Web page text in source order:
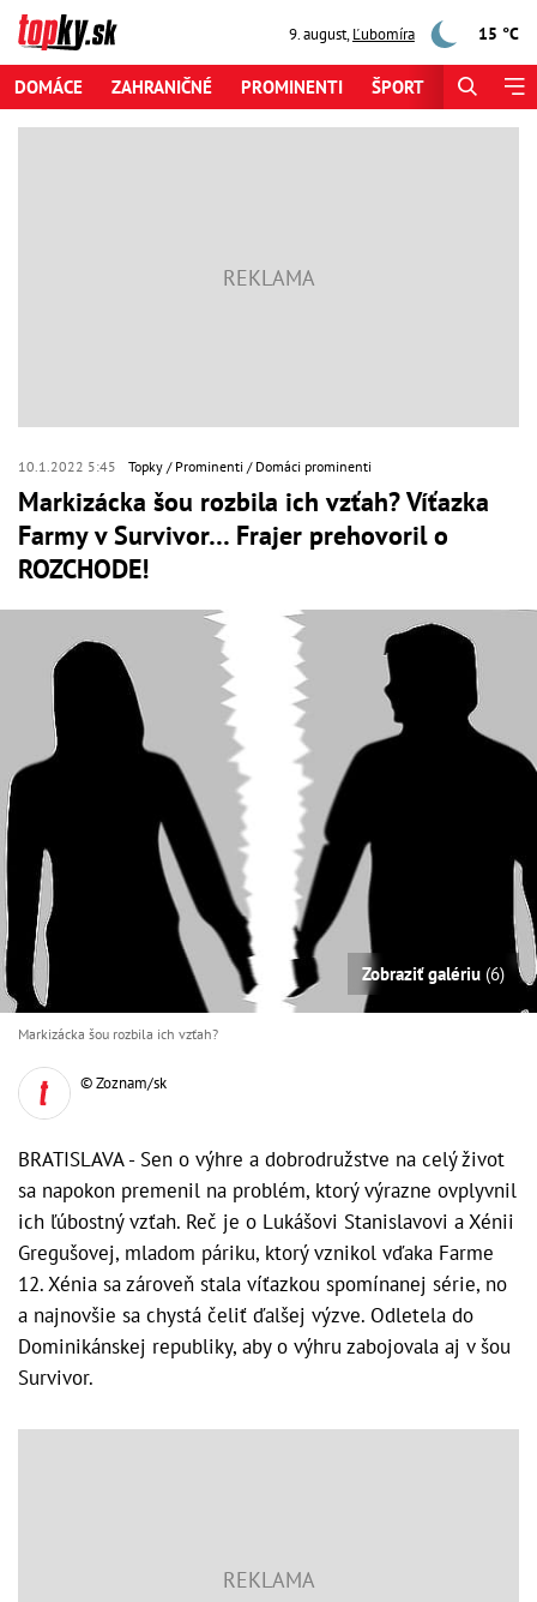
9. august,Ľubomíra 15 °C
DOMÁCE ZAHRANIČNÉ PROMINENTI ŠPORT
10.1.2022 5:45 Topky Prominenti Domáci prominenti
Markizácka šou rozbila ich vzťah? Víťazka
Farmy v Survivor… Frajer prehovoril o
ROZCHODE!
Zobraziť galériu (6)
Markizácka šou rozbila ich vzťah?
© Zoznam/sk
BRATISLAVA - Sen o výhre a dobrodružstve na celý život
sa napokon premenil na problém, ktorý výrazne ovplyvnil
ich ľúbostný vzťah. Reč je o Lukášovi Stanislavovi a Xénii
Gregušovej, mladom páriku, ktorý vznikol vďaka Farme
12. Xénia sa zároveň stala víťazkou spomínanej série, no
a najnovšie sa chystá čeliť ďalšej výzve. Odletela do
Dominikánskej republiky, aby o výhru zabojovala aj v šou
Survivor.